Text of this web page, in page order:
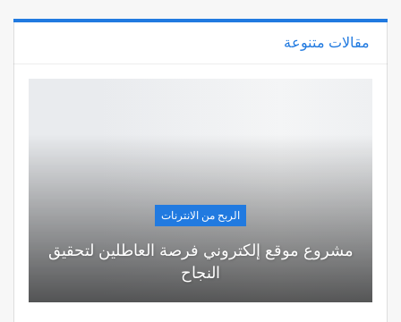
مقالات متنوعة
الربح من الانترنات
مشروع موقع إلكتروني فرصة العاطلين لتحقيق
النجاح